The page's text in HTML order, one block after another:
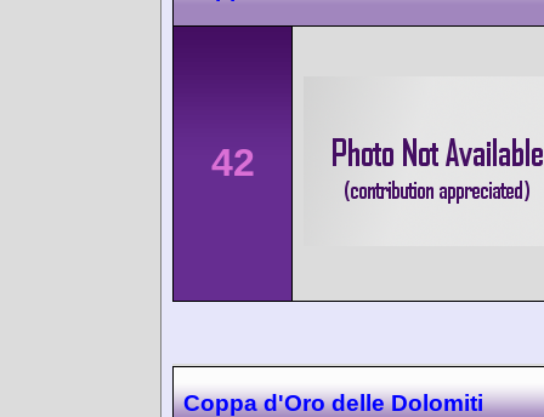
42
Coppa d'Oro delle Dolomiti